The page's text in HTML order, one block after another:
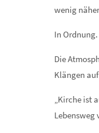
wenig
In
Die
Klängen
„Kirche ist